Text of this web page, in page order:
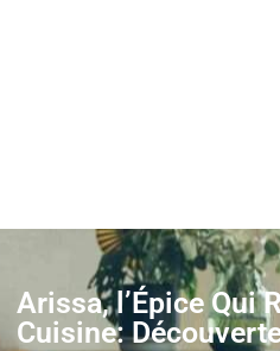
Arissa, l’Épice Qui
Cuisine: